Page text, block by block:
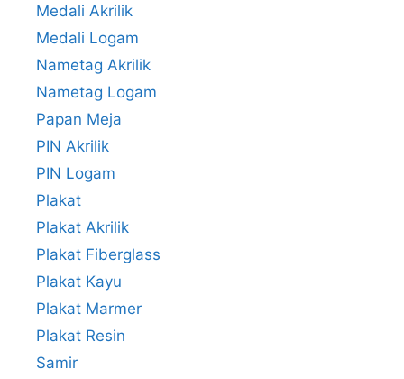
Medali Akrilik
Medali Logam
Nametag Akrilik
Nametag Logam
Papan Meja
PIN Akrilik
PIN Logam
Plakat
Plakat Akrilik
Plakat Fiberglass
Plakat Kayu
Plakat Marmer
Plakat Resin
Samir